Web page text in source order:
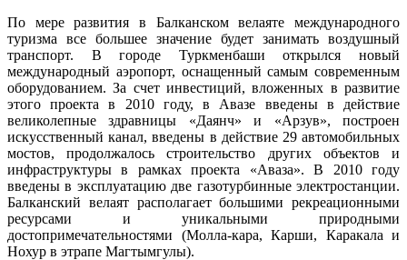
По мере развития в Балканском велаяте международного
туризма все большее значение будет занимать воздушный
транспорт. В городе Туркменбаши открылся новый
международный аэропорт, оснащенный самым современным
оборудованием. За счет инвестиций, вложенных в развитие
этого проекта в 2010 году, в Авазе введены в действие
великолепные здравницы «Даянч» и «Арзув», построен
искусственный канал, введены в действие 29 автомобильных
мостов, продолжалось строительство других объектов и
инфраструктуры в рамках проекта «Аваза». В 2010 году
введены в эксплуатацию две газотурбинные электростанции.
Балканский велаят располагает большими рекреационными
ресурсами и уникальными природными
достопримечательностями (Молла-кара, Карши, Каракала и
Нохур в этрапе Магтымгулы).